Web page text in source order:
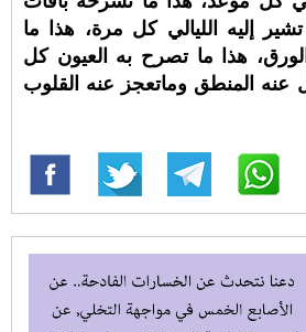
إليه الليالي كل مرة، هذا ما
هذا ما تصرح به العيون كل
عنه المنطق وماتعجز عنه القلوب